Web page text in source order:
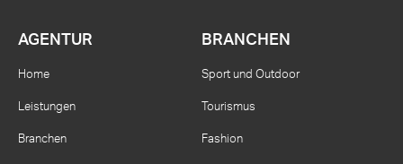
AGENTUR
Home
Leistungen
Branchen
BRANCHEN
Sport und Outdoor
Tourismus
Fashion